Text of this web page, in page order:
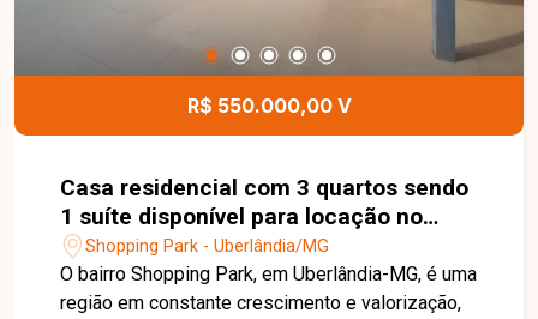
R$ 550.000,00 V
Casa residencial com 3 quartos sendo
1 suíte disponível para locação no
bairro Shopping Park em Uberlândia-
MG
Shopping Park - Uberlândia/MG
O bairro Shopping Park, em Uberlândia-MG, é uma
região em constante crescimento e valorização,